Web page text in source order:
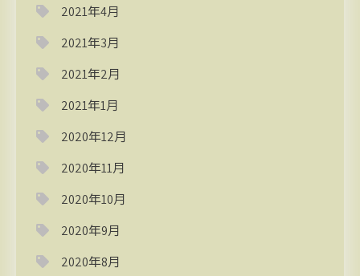
2021年4月
2021年3月
2021年2月
2021年1月
2020年12月
2020年11月
2020年10月
2020年9月
2020年8月